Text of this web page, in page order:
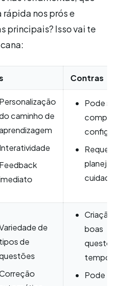
nos prós e
principais? Isso vai te
Contras
Personalização
caminho de
Interatividade
Feedback
Pode
Requer
de
tipos de
Criação
boas
tempo
Pode